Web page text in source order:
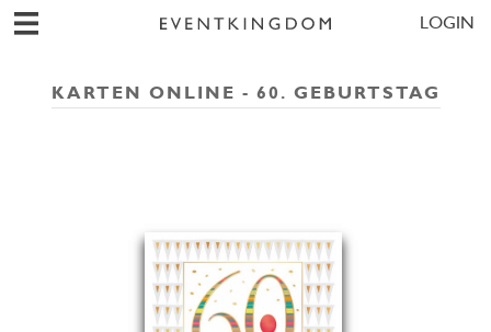
LOGIN
KARTEN ONLINE - 60. GEBURTSTAG